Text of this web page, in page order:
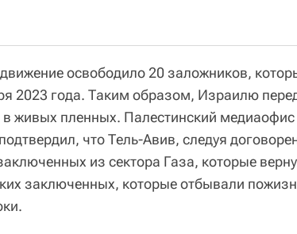
освободило 20 заложников,
2023 года. Таким образом, Израилю
живых пленных. Палестинский
что Тель-Авив, следуя
из сектора Газа, которые
заключенных, которые отбывали